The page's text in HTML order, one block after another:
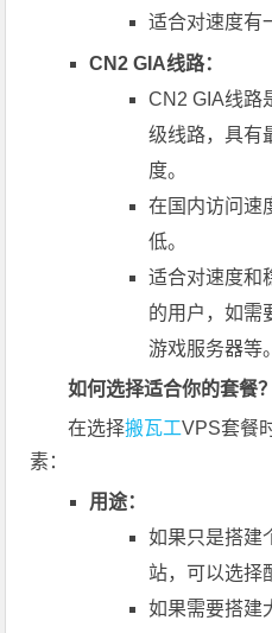
适合对速度有
CN2 GIA线路：
CN2 GIA线路
级线路，具有
度。
在国内访问速
低。
适合对速度和
的用户，如需
游戏服务器等。
如何选择适合你的套餐？
在选择搬瓦工VPS套餐
素：
用途：
如果只是搭建
站，可以选择
如果需要搭建